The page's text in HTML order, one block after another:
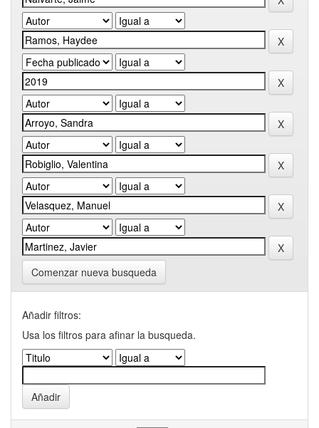
Comenzar nueva busqueda
Añadir filtros:
Usa los filtros para afinar la busqueda.